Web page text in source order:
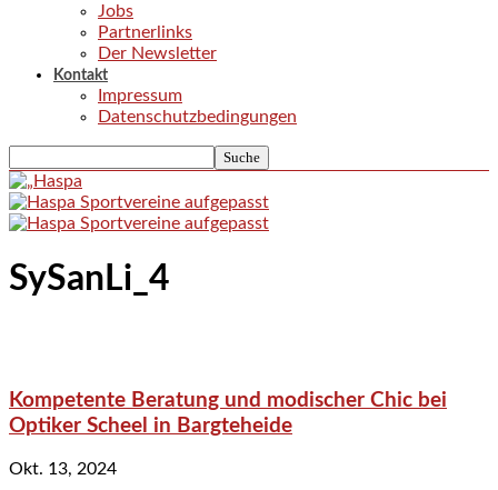
Jobs
Partnerlinks
Der Newsletter
Kontakt
Impressum
Datenschutzbedingungen
SySanLi_4
Kompetente Beratung und modischer Chic bei
Optiker Scheel in Bargteheide
Okt. 13, 2024